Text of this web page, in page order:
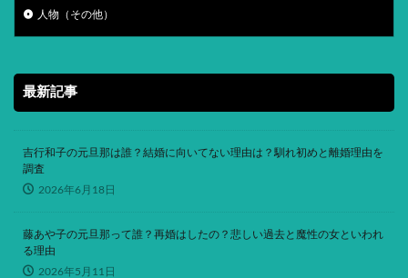
人物（その他）
最新記事
吉行和子の元旦那は誰？結婚に向いてない理由は？馴れ初めと離婚理由を
調査
2026年6月18日
藤あや子の元旦那って誰？再婚はしたの？悲しい過去と魔性の女といわれ
る理由
2026年5月11日